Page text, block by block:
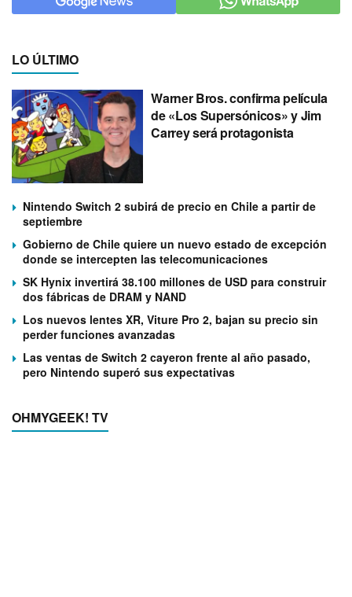
LO ÚLTIMO
Warner Bros. confirma película
de «Los Supersónicos» y Jim
Carrey será protagonista
Nintendo Switch 2 subirá de precio en Chile a partir de
septiembre
Gobierno de Chile quiere un nuevo estado de excepción
donde se intercepten las telecomunicaciones
SK Hynix invertirá 38.100 millones de USD para construir
dos fábricas de DRAM y NAND
Los nuevos lentes XR, Viture Pro 2, bajan su precio sin
perder funciones avanzadas
Las ventas de Switch 2 cayeron frente al año pasado,
pero Nintendo superó sus expectativas
OHMYGEEK! TV